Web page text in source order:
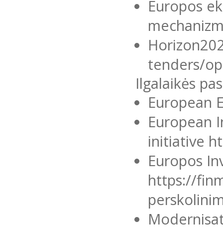
Europos
tenders/
Ilgalaikės
European
European
initiative
Europos
https://